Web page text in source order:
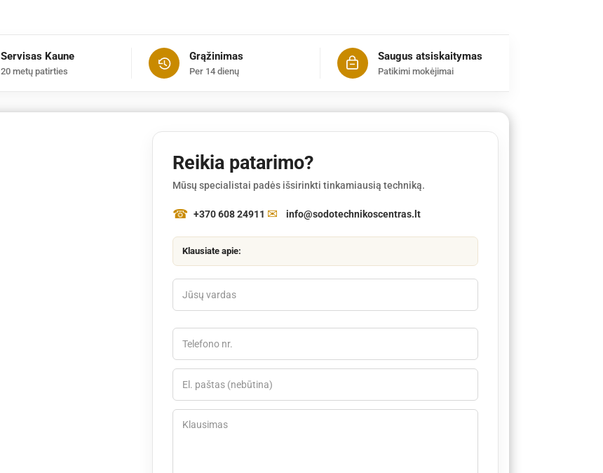
97m
(penkiabriaunis)
Servisas Kaune
20 metų patirties
Grąžinimas
Per 14 dienų
Saugus atsiskaitymas
Patikimi mokėjimai
Reikia patarimo?
Mūsų specialistai padės išsirinkti tinkamiausią techniką.
+370 608 24911 info@sodotechnikoscentras.lt
Klausiate apie: